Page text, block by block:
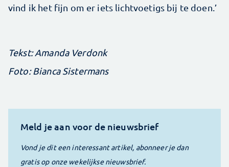
vind ik het fijn om er iets lichtvoetigs bij te doen.’
Tekst: Amanda Verdonk
Foto: Bianca Sistermans
Meld je aan voor de nieuwsbrief
Vond je dit een interessant artikel, abonneer je dan
gratis op onze wekelijkse nieuwsbrief.